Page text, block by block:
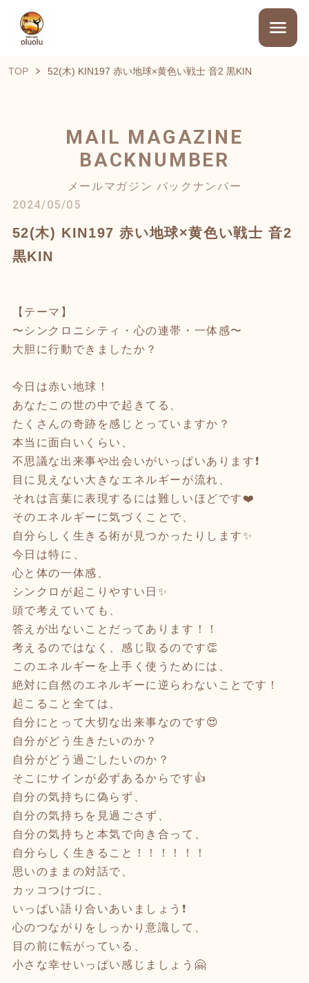
TOP 52(木) KIN197 赤い地球×黄色い戦士 音2 黒KIN
MAIL MAGAZINE
BACKNUMBER
メールマガジン バックナンバー
2024/05/05
52(木) KIN197 赤い地球×黄色い戦士 音2
黒KIN
【テーマ】
〜シンクロニシティ・心の連帯・一体感〜
大胆に行動できましたか？
今日は赤い地球！
あなたこの世の中で起きてる、
たくさんの奇跡を感じとっていますか？
本当に面白いくらい、
不思議な出来事や出会いがいっぱいあります❗️
目に見えない大きなエネルギーが流れ、
それは言葉に表現するには難しいほどです❤️
そのエネルギーに気づくことで、
自分らしく生きる術が見つかったりします✨
今日は特に、
心と体の一体感、
シンクロが起こりやすい日✨
頭で考えていても、
答えが出ないことだってあります！！
考えるのではなく、感じ取るのです👏
このエネルギーを上手く使うためには、
絶対に自然のエネルギーに逆らわないことです！
起こること全ては、
自分にとって大切な出来事なのです😍
自分がどう生きたいのか？
自分がどう過ごしたいのか？
そこにサインが必ずあるからです👍
自分の気持ちに偽らず、
自分の気持ちを見過ごさず、
自分の気持ちと本気で向き合って、
自分らしく生きること！！！！！！
思いのままの対話で、
カッコつけづに、
いっぱい語り合いあいましょう❗️
心のつながりをしっかり意識して、
目の前に転がっている、
小さな幸せいっぱい感じましょう🤗